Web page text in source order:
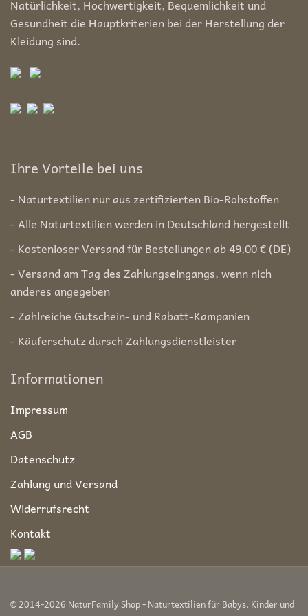
Natürlichkeit, Hochwertigkeit, Bequemlichkeit und
Gesundheit die Hauptkriterien bei der Herstellung der
Kleidung sind.
Ihre Vorteile bei uns
- Naturtextilien nur aus zertifizierten Bio-Rohstoffen
- Alle Naturtextilien werden in Deutschland hergestellt
- Kostenloser Versand für Bestellungen ab 49,00 € (DE)
- Versand am Tag des Zahlungseingangs, wenn nich
anderes angegeben
- Zahlreiche Gutschein- und Rabatt-Kampanien
- Käuferschutz dursch Zahlungsdienstleister
Informationen
Impressum
AGB
Datenschutz
Zahlung und Versand
Widerrufsrecht
Kontakt
© 2014-2026 NaturFamily Shop - Naturtextilien für Babys, Kinder und